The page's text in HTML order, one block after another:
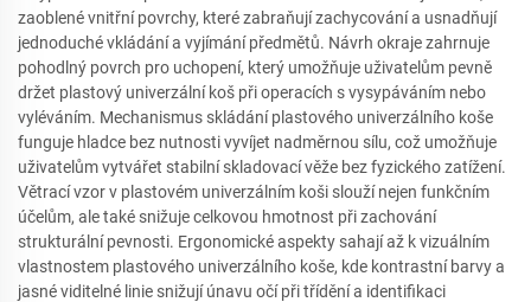
zaoblené vnitřní povrchy, které zabraňují zachycování a usnadňují
jednoduché vkládání a vyjímání předmětů. Návrh okraje zahrnuje
pohodlný povrch pro uchopení, který umožňuje uživatelům pevně
držet plastový univerzální koš při operacích s vysypáváním nebo
vyléváním. Mechanismus skládání plastového univerzálního koše
funguje hladce bez nutnosti vyvíjet nadměrnou sílu, což umožňuje
uživatelům vytvářet stabilní skladovací věže bez fyzického zatížení.
Větrací vzor v plastovém univerzálním koši slouží nejen funkčním
účelům, ale také snižuje celkovou hmotnost při zachování
strukturální pevnosti. Ergonomické aspekty sahají až k vizuálním
vlastnostem plastového univerzálního koše, kde kontrastní barvy a
jasné viditelné linie snižují únavu očí při třídění a identifikaci